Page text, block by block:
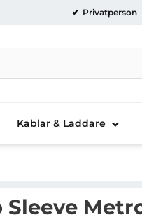
Privatperson
Kablar & Laddare
Sleeve